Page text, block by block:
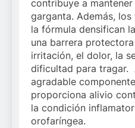
contribuye a
garganta. Además,
la fórmula densifican
una barrera
irritación, el dolor, la
dificultad para tragar.
agradable
proporciona alivio
la condición
orofaríngea.